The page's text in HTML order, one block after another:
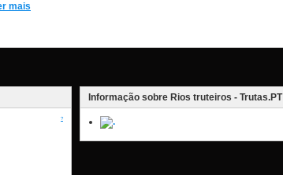
mais
?
Informação sobre Rios truteiros - Trutas.PT